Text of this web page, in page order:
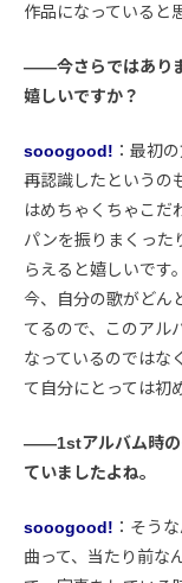
作品になっていると
――今さらではあり
嬉しいですか？
sooogood! ：最初
再認識したというの
はめちゃくちゃこだ
パンを振りまくった
らえると嬉しいです
今、自分の歌がどん
てるので、このアル
なっているのではな
て自分にとっては初
――1stアルバム時の
ていましたよね。
sooogood! ：そう
曲って、当たり前な